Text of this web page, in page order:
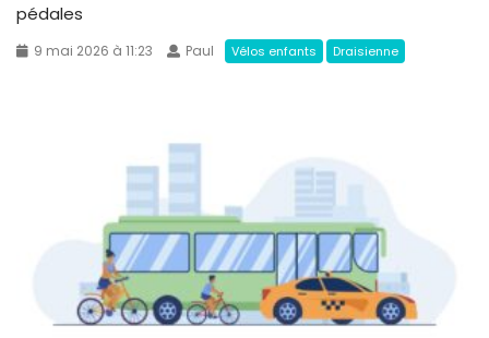
pédales
9 mai 2026 à 11:23 Paul Vélos enfants Draisienne